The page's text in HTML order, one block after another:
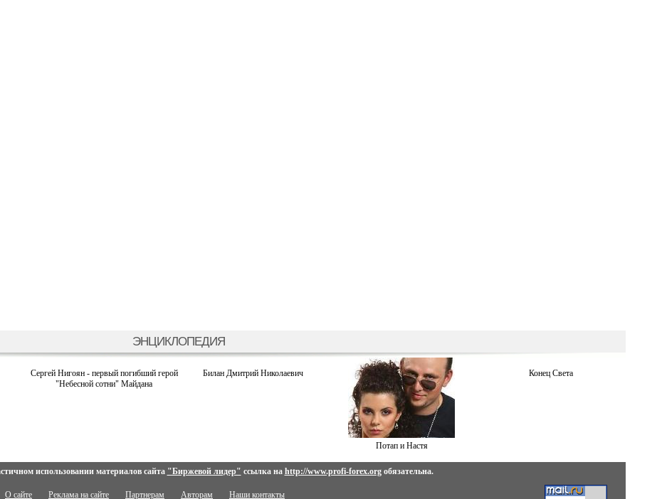
ЭНЦИКЛОПЕДИЯ
Сергей Нигоян - первый погибший герой
"Небесной сотни" Майдана
Билан Дмитрий Николаевич
Потап и Настя
Конец Света
использовании материалов сайта "Биржевой лидер" ссылка на http://www.profi-forex.orgобязательна.
О сайте Реклама на сайте Партнерам Авторам Наши контакты